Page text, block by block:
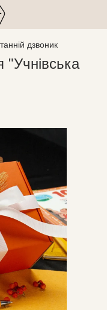
дзвоник
"Учнівська